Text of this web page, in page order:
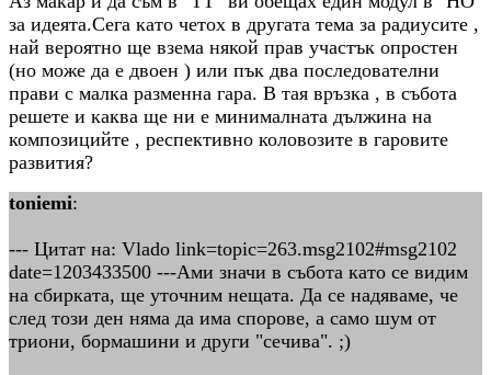
за идеята.Сега като четох в другата тема за радиусите ,
най вероятно ще взема някой прав участък опростен
(но може да е двоен ) или пък два последователни
прави с малка разменна гара. В тая връзка , в събота
решете и каква ще ни е минималната дължина на
композицийте , респективно коловозите в гаровите
развития?
toniemi:
--- Цитат на: Vlado link=topic=263.msg2102#msg2102
date=1203433500 ---Ами значи в събота като се видим
на сбирката, ще уточним нещата. Да се надяваме, че
след този ден няма да има спорове, а само шум от
триони, бормашини и други "сечива". ;)